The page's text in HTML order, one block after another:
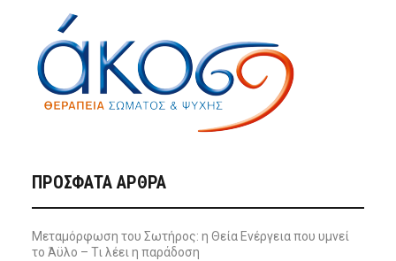
ΠΡΌΣΦΑΤΑ ΆΡΘΡΑ
Μεταμόρφωση του Σωτήρος: η Θεία Ενέργεια που υμνεί
το Άϋλο – Τι λέει η παράδοση